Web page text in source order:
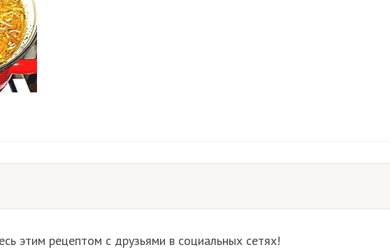
этим рецептом с друзьями в социальных сетях!